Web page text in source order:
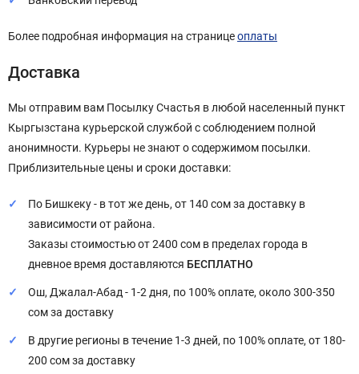
Более подробная информация на страницеоплаты
Доставка
Мы отправим вам Посылку Счастья в любой населенный пункт
Кыргызстана курьерской службой с соблюдением полной
анонимности. Курьеры не знают о содержимом посылки.
Приблизительные цены и сроки доставки:
По Бишкеку - в тот же день, от 140 сом за доставку в
зависимости от района.
Заказы стоимостью от 2400 сом в пределах города в
дневное время доставляются БЕСПЛАТНО
Ош, Джалал-Абад - 1-2 дня, по 100% оплате, около 300-350
сом за доставку
В другие регионы в течение 1-3 дней, по 100% оплате, от 180-
200 сом за доставку